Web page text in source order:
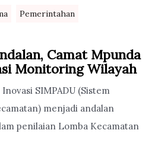
Pemerintahan
Camat Mpunda
Monitoring Wilayah
SIMPADU (Sistem
menjadi andalan
penilaian Lomba Kecamatan